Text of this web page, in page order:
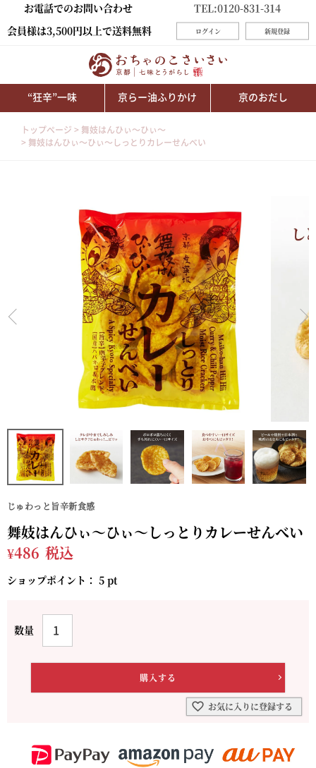
お電話でのお問い合わせ
TEL:0120-831-314
会員様は3,500円以上で送料無料
ログイン 新規登録
“狂辛”一味 京らー油ふりかけ 京のおだし
トップページ
舞妓はんひぃ～ひぃ～
舞妓はんひぃ～ひぃ～しっとりカレーせんべい
じゅわっと旨辛新食感
舞妓はんひぃ～ひぃ～しっとりカレーせんべい
¥486 税込
ショップポイント： 5 pt
お気に入りに登録する